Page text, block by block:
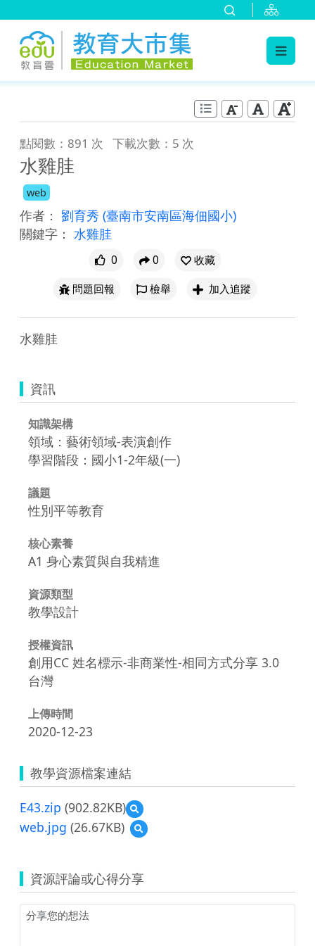
點閱數：891 次 下載次數：5 次
水雞胿
web
作者： 劉育秀 (臺南市安南區海佃國小)
關鍵字： 水雞胿
0 0
收藏
問題回報
檢舉 加入追蹤
資訊
知識架構
領域：藝術領域-表演創作
學習階段：國小1-2年級(一)
議題
性別平等教育
核心素養
A1 身心素質與自我精進
資源類型
教學設計
授權資訊
創用CC 姓名標示-非商業性-相同方式分享 3.0
台灣
上傳時間
2020-12-23
教學資源檔案連結
E43.zip (902.82KB)
預
覽
E43.zip
web.jpg (26.67KB)
預
覽
資源評論或心得分享